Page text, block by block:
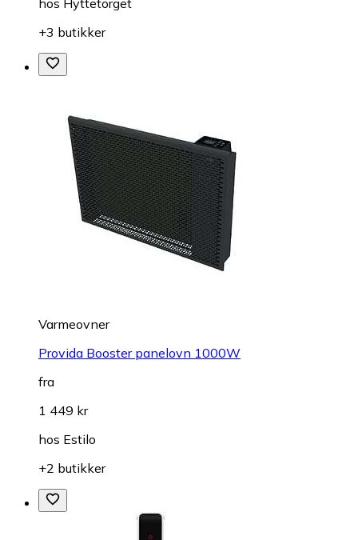
hos Hyttetorget
+3 butikker
Varmeovner
Provida Booster panelovn 1000W
fra
1 449 kr
hos Estilo
+2 butikker